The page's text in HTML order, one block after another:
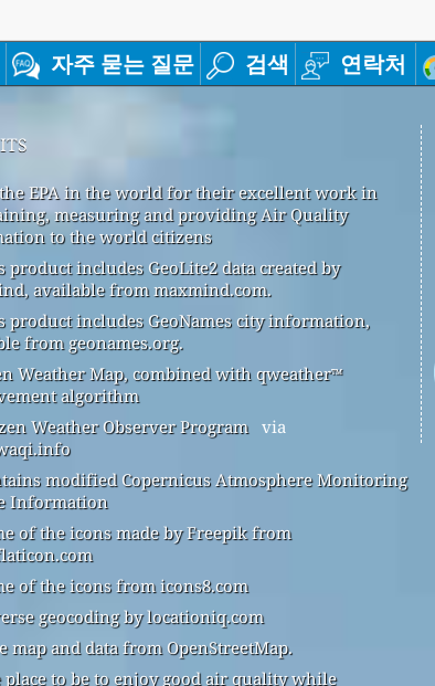
자주 묻는 질문 검색 연락처
EPA in the world for their excellent work in
measuring and providing Air Quality
to the world citizens
product includes GeoLite2 data created by
available from maxmind.com.
product includes GeoNames city information,
from geonames.org.
Weather Map, combined with qweather™
algorithm
Weather Observer Program via
modified Copernicus Atmosphere Monitoring
Information
of the icons made by Freepik from
of the icons from icons8.com
geocoding by locationiq.com
map and data from OpenStreetMap.
place to be to enjoy good air quality while